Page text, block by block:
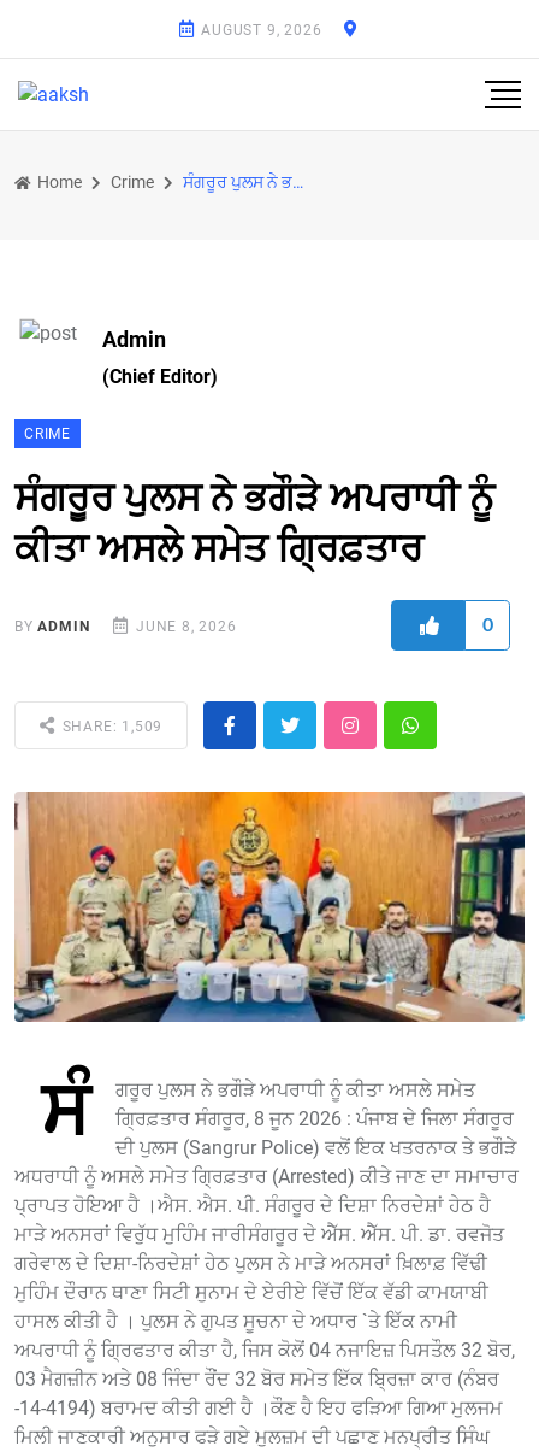
AUGUST 9, 2026
Home Crime ਸੰਗਰੂਰ ਪੁਲਸ ਨੇ ਭਗੌੜੇ ਅਪਰਾਧੀ ਨੂੰ ਕੀਤਾ ਅਸਲੇ ਸਮੇਤ ਗ੍ਰਿਫ਼ਤਾਰ
Admin
(Chief Editor)
CRIME
ਸੰਗਰੂਰ ਪੁਲਸ ਨੇ ਭਗੌੜੇ ਅਪਰਾਧੀ ਨੂੰ
ਕੀਤਾ ਅਸਲੇ ਸਮੇਤ ਗ੍ਰਿਫ਼ਤਾਰ
BYADMIN JUNE 8, 2026 0
SHARE: 1,509
ਸੰ
ਗਰੂਰ ਪੁਲਸ ਨੇ ਭਗੌੜੇ ਅਪਰਾਧੀ ਨੂੰ ਕੀਤਾ ਅਸਲੇ ਸਮੇਤ
ਗ੍ਰਿਫ਼ਤਾਰ ਸੰਗਰੂਰ, 8 ਜੂਨ 2026 : ਪੰਜਾਬ ਦੇ ਜਿਲਾ ਸੰਗਰੂਰ
ਦੀ ਪੁਲਸ (Sangrur Police) ਵਲੋਂ ਇਕ ਖਤਰਨਾਕ ਤੇ ਭਗੌੜੇ
ਅਧਰਾਧੀ ਨੂੰ ਅਸਲੇ ਸਮੇਤ ਗ੍ਰਿਫ਼ਤਾਰ (Arrested) ਕੀਤੇ ਜਾਣ ਦਾ ਸਮਾਚਾਰ
ਪ੍ਰਾਪਤ ਹੋਇਆ ਹੈ ।ਐਸ. ਐਸ. ਪੀ. ਸੰਗਰੂਰ ਦੇ ਦਿਸ਼ਾ ਨਿਰਦੇਸ਼ਾਂ ਹੇਠ ਹੈ
ਮਾੜੇ ਅਨਸਰਾਂ ਵਿਰੁੱਧ ਮੁਹਿੰਮ ਜਾਰੀਸੰਗਰੂਰ ਦੇ ਐੱਸ. ਐੱਸ. ਪੀ. ਡਾ. ਰਵਜੋਤ
ਗਰੇਵਾਲ ਦੇ ਦਿਸ਼ਾ-ਨਿਰਦੇਸ਼ਾਂ ਹੇਠ ਪੁਲਸ ਨੇ ਮਾੜੇ ਅਨਸਰਾਂ ਖ਼ਿਲਾਫ਼ ਵਿੱਢੀ
ਮੁਹਿੰਮ ਦੌਰਾਨ ਥਾਣਾ ਸਿਟੀ ਸੁਨਾਮ ਦੇ ਏਰੀਏ ਵਿੱਚੋਂ ਇੱਕ ਵੱਡੀ ਕਾਮਯਾਬੀ
ਹਾਸਲ ਕੀਤੀ ਹੈ । ਪੁਲਸ ਨੇ ਗੁਪਤ ਸੂਚਨਾ ਦੇ ਅਧਾਰ `ਤੇ ਇੱਕ ਨਾਮੀ
ਅਪਰਾਧੀ ਨੂੰ ਗ੍ਰਿਫਤਾਰ ਕੀਤਾ ਹੈ, ਜਿਸ ਕੋਲੋਂ 04 ਨਜਾਇਜ਼ ਪਿਸਤੌਲ 32 ਬੋਰ,
03 ਮੈਗਜ਼ੀਨ ਅਤੇ 08 ਜਿੰਦਾ ਰੌਂਦ 32 ਬੋਰ ਸਮੇਤ ਇੱਕ ਬ੍ਰਿਜ਼ਾ ਕਾਰ (ਨੰਬਰ
-14-4194) ਬਰਾਮਦ ਕੀਤੀ ਗਈ ਹੈ ।ਕੌਣ ਹੈ ਇਹ ਫੜਿਆ ਗਿਆ ਮੁਲਜਮ
ਮਿਲੀ ਜਾਣਕਾਰੀ ਅਨੁਸਾਰ ਫੜੇ ਗਏ ਮੁਲਜ਼ਮ ਦੀ ਪਛਾਣ ਮਨਪ੍ਰੀਤ ਸਿੰਘ